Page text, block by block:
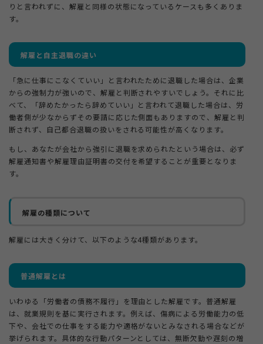
りと言われずに、解雇と同様の状態になっているケースも多くありま
す。
解雇と自主退職の違い
「急に仕事にこなくていい」と言われたために退職した場合は、企業
からの強制力が強いので、解雇と判断されやすいでしょう。それに比
べて、「辞めたかったら辞めていい」と言われて退職した場合は、労
働者側が少なからずその要請に応じた側面もありますので、解雇と判
断されず、自己都合退職の扱いをされる可能性が高くなります。
もし、あなたが会社から強引に退職を求められたという場合は、必ず
解雇通知書や解雇理由証明書の交付を希望することが重要となりま
す。
解雇の種類について
解雇には大きく分けて、以下のような4種類があります。
普通解雇とは
いわゆる「労働者の債務不履行」を理由とした解雇です。普通解雇
は、就業規則を基に実行されます。例えば、傷病による労働能力の低
下や、会社での仕事をする能力や適格がないとみなされる場合などが
挙げられます。具体的な行動パターンとしては、無断欠勤や遅刻の増